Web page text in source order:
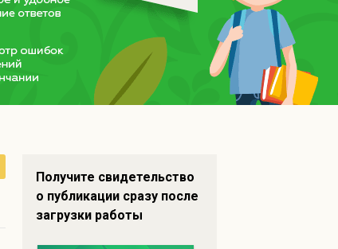
Получите свидетельство
о публикации сразу после
загрузки работы